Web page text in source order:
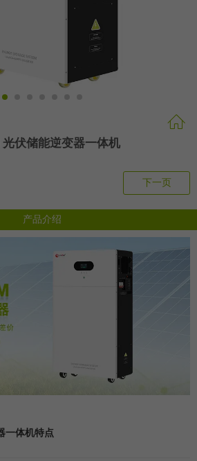
光伏储能逆变器一体机
下一页
产品介绍
一体机特点